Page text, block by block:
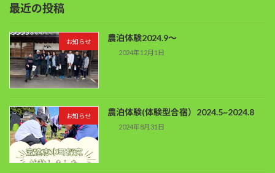
最近の投稿
お知らせ 農泊体験2024.9～
2024年12月1日
お知らせ 農泊体験(体験型合宿）2024.5~2024.8
2024年8月31日